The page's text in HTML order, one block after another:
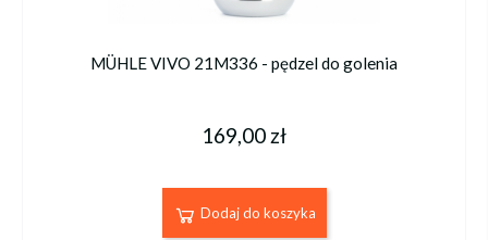
MÜHLE VIVO 21M336 - pędzel do golenia
169,00 zł
Dodaj do koszyka